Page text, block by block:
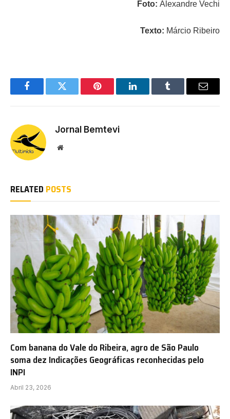
Foto: Alexandre Vechi
Texto: Márcio Ribeiro
FacebookTwitter Pinterest LinkedInTumblr Email
Jornal Bemtevi
Website
RELATED POSTS
Com banana do Vale do Ribeira, agro de São Paulo
soma dez Indicações Geográficas reconhecidas pelo
INPI
Abril 23, 2026